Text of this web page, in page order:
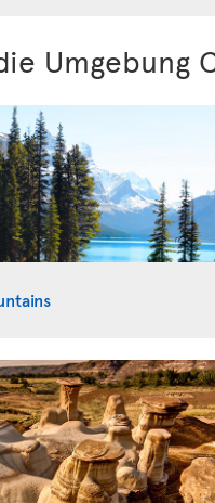
Umgebung